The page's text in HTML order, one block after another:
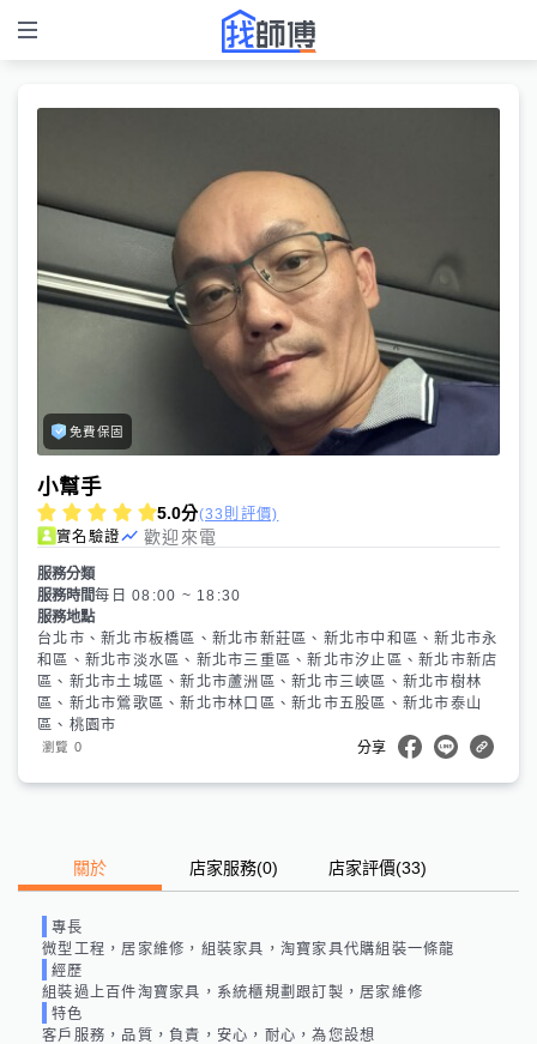
免費保固
小幫手
5.0分(33則評價)
實名驗證
歡迎來電
服務分類
服務時間每日 08:00 ~ 18:30
服務地點
台北市、新北市板橋區、新北市新莊區、新北市中和區、新北市永
和區、新北市淡水區、新北市三重區、新北市汐止區、新北市新店
區、新北市土城區、新北市蘆洲區、新北市三峽區、新北市樹林
區、新北市鶯歌區、新北市林口區、新北市五股區、新北市泰山
區、桃園市
瀏覽 0 分享
關於 店家服務(0) 店家評價(33)
專長
微型工程，居家維修，組裝家具，淘寶家具代購組裝一條龍
經歷
組裝過上百件淘寶家具，系統櫃規劃跟訂製，居家維修
特色
客戶服務，品質，負責，安心，耐心，為您設想